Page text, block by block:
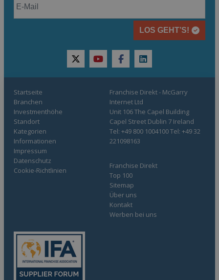
LOS GEHT’S!
twitteryoutubefacebooklinkedin
Startseite
Branchen
Investmenthöhe
Standort
Kategorien
Informationen
Franchise Direkt
Top 100
Sitemap
Über uns
Kontakt
Werben bei uns
Impressum
Datenschutz
Cookie-Richtlinien
Franchise Direkt - McGarry
Internet Ltd
Unit 106 The Capel Building
Capel Street Dublin 7 Ireland
Tel: +49 800 1004100 Tel: +49 32
221098163